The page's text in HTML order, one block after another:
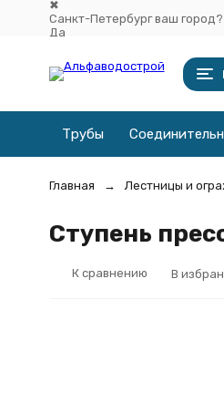
✖
Санкт-Петербург ваш город?
Да
Трубы
Главная Лестницы и
Ступень
К сравнению В